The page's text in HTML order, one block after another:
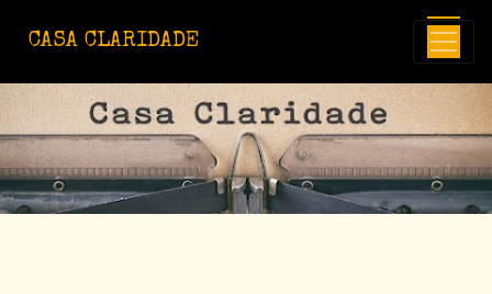
CASA CLARIDADE